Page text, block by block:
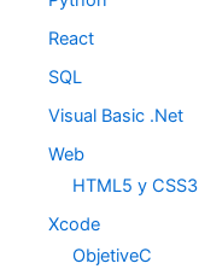
React
SQL
Visual Basic .Net
Web
HTML5 y CSS3
Xcode
ObjetiveC